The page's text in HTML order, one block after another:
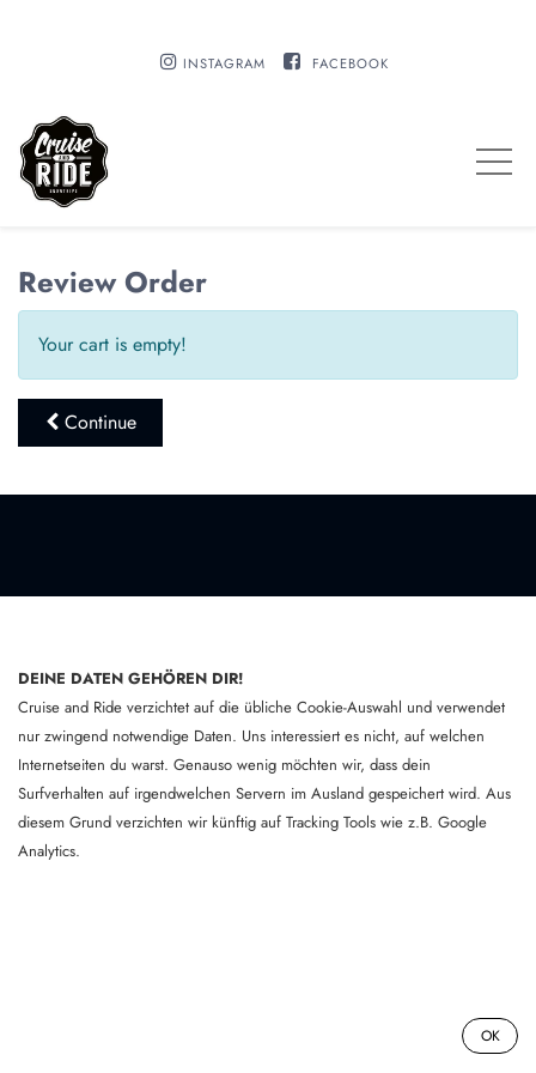
0
INSTAGRAM FACEBOOK
Review Order
Your cart is empty!
Continue
Links
Home
AGB
Privacy policy
Einverständniserklärung
running event-oriented winter sports trips. In the coming winter
season, we are once again organizing attractive all-inclusive
DEINE DATEN GEHÖREN DIR!
Cruise and Ride verzichtet auf die übliche Cookie-Auswahl und verwendet
nur zwingend notwendige Daten. Uns interessiert es nicht, auf welchen
Internetseiten du warst. Genauso wenig möchten wir, dass dein
Surfverhalten auf irgendwelchen Servern im Ausland gespeichert wird. Aus
diesem Grund verzichten wir künftig auf Tracking Tools wie z.B. Google
Analytics.
OK